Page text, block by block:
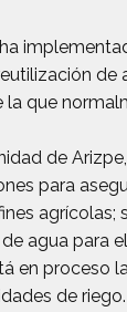
de
la que
de
para
agrícolas;
agua para
en proceso
de riego.